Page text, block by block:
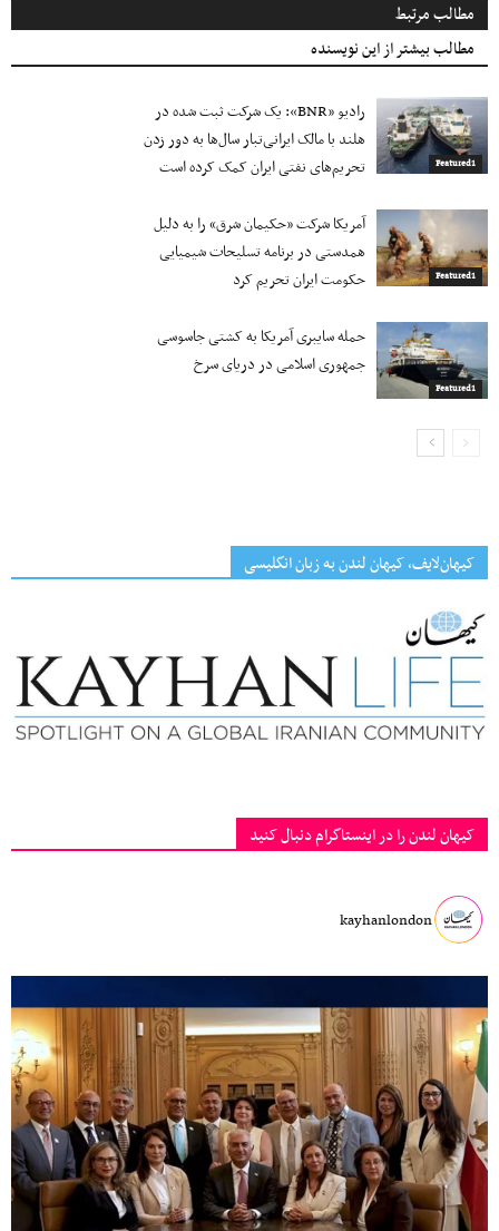
مطالب مرتبط
مطالب بیشتر از این نویسنده
Featured1
رادیو «BNR»: یک شرکت ثبت شده در
هلند با مالک ایرانی‌تبار سال‌ها به دور زدن
تحریم‌های نفتی ایران کمک کرده است
Featured1
آمریکا شرکت «حکیمان شرق» را به دلیل
همدستی در برنامه تسلیحات شیمیایی
حکومت ایران تحریم کرد
Featured1
حمله سایبری آمریکا به کشتی جاسوسی
جمهوری اسلامی در دریای سرخ
کیهان‌لایف، کیهان لندن به زبان انگلیسی
کیهان لندن را در اینستاگرام دنبال کنید
kayhanlondon